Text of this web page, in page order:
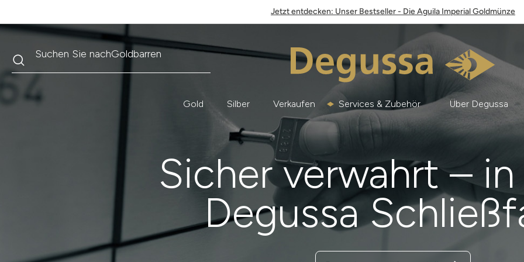
Jetzt entdecken: Unser Bestseller - Die Aguila Imperial Goldmünze
Suche Suchen Sie nachKrügerrand
Gold Silber Verkaufen Services & Zubehör Über Degussa
Sicher verwahrt –
Degussa